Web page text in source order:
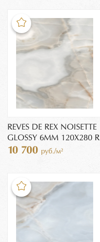
REVES DE REX NOISETTE
GLOSSY 6MM 120X280 R
10 700 руб./м²